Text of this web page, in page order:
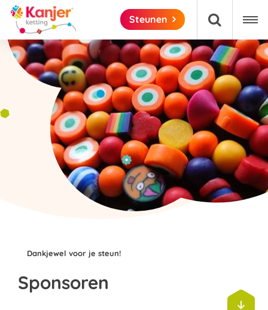
Steunen 

Dankjewel voor je steun!
Sponsoren
